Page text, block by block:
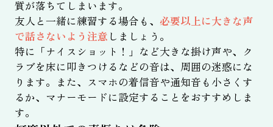
質が落ちてしまいます。
友人と一緒に練習する場合も、 必要以上に大きな声
で話さないよう注意 しましょう。
特に「ナイスショット！」など大きな掛け声や、ク
ラブを床に叩きつけるなどの音は、周囲の迷惑にな
ります。また、スマホの着信音や通知音も小さくす
るか、マナーモードに設定することをおすすめしま
す。